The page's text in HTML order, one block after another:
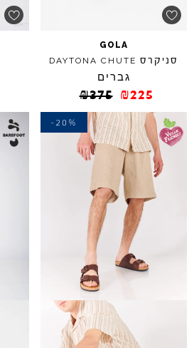
GOLA
סניקרס DAYTONA CHUTE
גברים
₪375 ₪225
-20%